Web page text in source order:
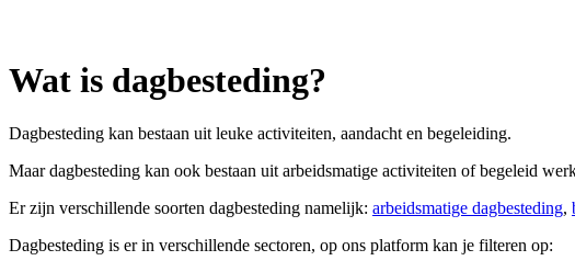
Wat is dagbesteding?
Dagbesteding kan bestaan uit leuke activiteiten, aandacht en begeleiding.
Maar dagbesteding kan ook bestaan uit arbeidsmatige activiteiten of begeleid
Er zijn verschillende soorten dagbesteding namelijk: arbeidsmatige dagbesteding,
Dagbesteding is er in verschillende sectoren, op ons platform kan je filteren op: